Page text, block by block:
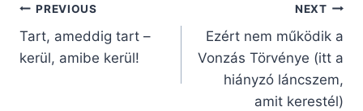
Bejegyzés
navigáció
PREVIOUS
Tart, ameddig tart –
kerül, amibe kerül!
NEXT
Ezért nem működik a
Vonzás Törvénye (itt a
hiányzó láncszem,
amit kerestél)